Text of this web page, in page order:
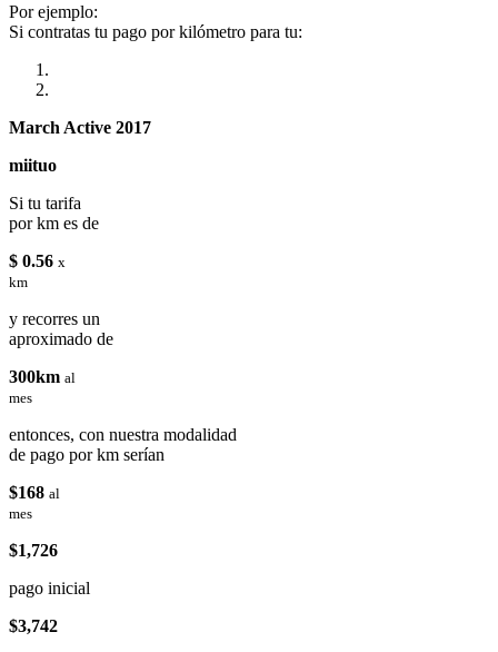
Por ejemplo:
Si contratas tu pago por kilómetro para tu:
March Active 2017
miituo
Si tu tarifa
por km es de
$ 0.56 x
km
y recorres un
aproximado de
300km al
mes
entonces, con nuestra modalidad
de pago por km serían
$168 al
mes
$1,726
pago inicial
$3,742